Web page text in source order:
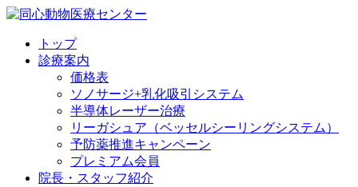
トップ
診療案内
価格表
ソノサージ+乳化吸引システム
半導体レーザー治療
リーガシュア（ベッセルシーリングシステム）
予防薬推進キャンペーン
プレミアム会員
院長・ スタッフ紹介